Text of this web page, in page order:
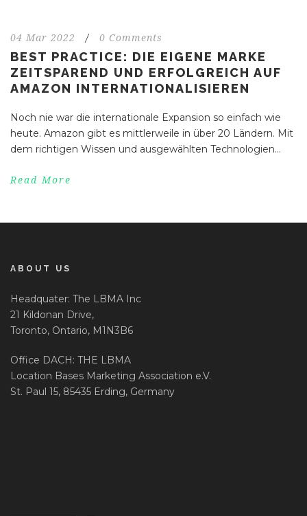
04 Mar 2022 / 0 Comments
BEST PRACTICE: DIE EIGENE MARKE
ZEITSPAREND UND ERFOLGREICH AUF
AMAZON INTERNATIONALISIEREN
Noch nie war die internationale Expansion so einfach wie
heute. Amazon gibt es mittlerweile in über 20 Ländern. Mit
dem richtigen Wissen und ausgewählten Technologien...
Read More
ABOUT US
Headquater: The LBMA Inc
21 Kildonan Drive,
Toronto, Ontario, M1N3B6
Office DACH: THE LBMA
Location Bases Marketing Association e.V.
St. Paul 15, 85435 Erding, Germany